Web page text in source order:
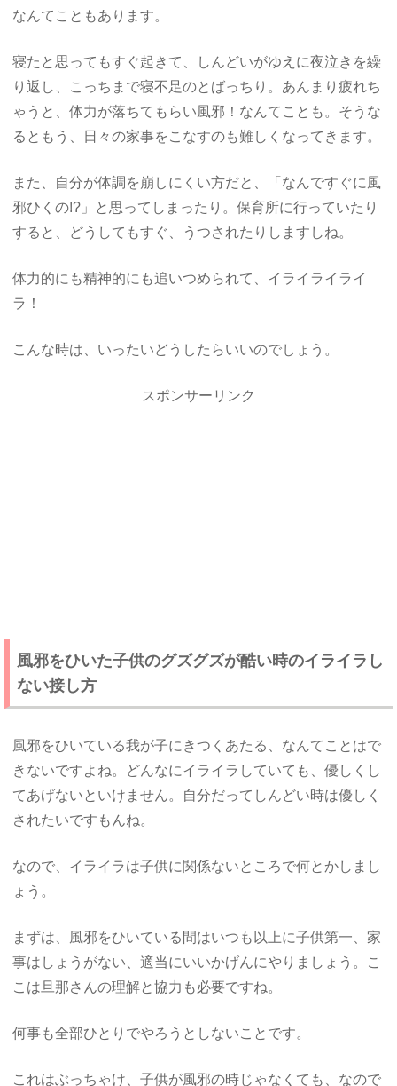
なんてこともあります。
寝たと思ってもすぐ起きて、しんどいがゆえに夜泣きを繰
り返し、こっちまで寝不足のとばっちり。あんまり疲れち
ゃうと、体力が落ちてもらい風邪！なんてことも。そうな
るともう、日々の家事をこなすのも難しくなってきます。
また、自分が体調を崩しにくい方だと、「なんですぐに風
邪ひくの!?」と思ってしまったり。保育所に行っていたり
すると、どうしてもすぐ、うつされたりしますしね。
体力的にも精神的にも追いつめられて、イライライライ
ラ！
こんな時は、いったいどうしたらいいのでしょう。
スポンサーリンク
風邪をひいた子供のグズグズが酷い時のイライラし
ない接し方
風邪をひいている我が子にきつくあたる、なんてことはで
きないですよね。どんなにイライラしていても、優しくし
てあげないといけません。自分だってしんどい時は優しく
されたいですもんね。
なので、イライラは子供に関係ないところで何とかしまし
ょう。
まずは、風邪をひいている間はいつも以上に子供第一、家
事はしょうがない、適当にいいかげんにやりましょう。こ
こは旦那さんの理解と協力も必要ですね。
何事も全部ひとりでやろうとしないことです。
これはぶっちゃけ、子供が風邪の時じゃなくても、なので